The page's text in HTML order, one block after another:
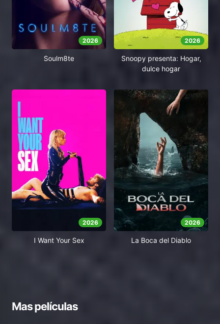
2026
Soulm8te
2026
Snoopy presenta: Hogar,
dulce hogar
2026
I Want Your Sex
2026
La Boca del Diablo
Mas películas